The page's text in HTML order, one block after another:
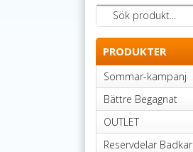
PRODUKTER
Sommar-kampanj
Bättre Begagnat
OUTLET
Reservdelar Badkar